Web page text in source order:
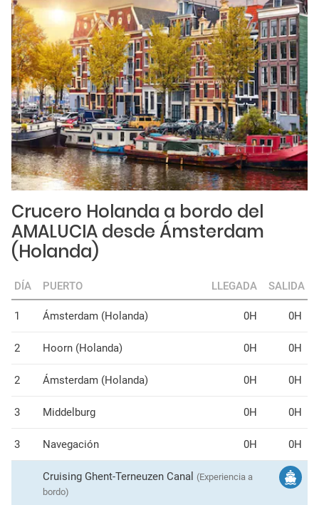
Crucero Holanda a bordo del
AMALUCIA desde Ámsterdam
(Holanda)
DÍA PUERTO LLEGADA SALIDA
1 Ámsterdam (Holanda) 0H 0H
2 Hoorn (Holanda) 0H 0H
2 Ámsterdam (Holanda) 0H 0H
3 Middelburg 0H 0H
3 Navegación 0H 0H
Cruising Ghent-Terneuzen Canal (Experiencia a
bordo)